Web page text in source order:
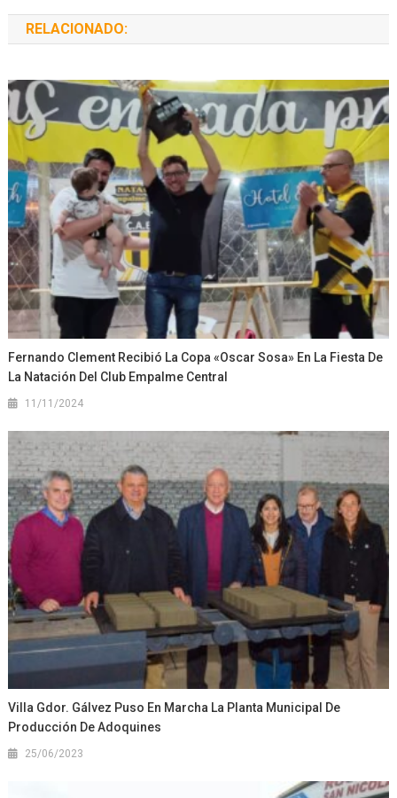
RELACIONADO:
Fernando Clement Recibió La Copa «Oscar Sosa» En La Fiesta De
La Natación Del Club Empalme Central
11/11/2024
Villa Gdor. Gálvez Puso En Marcha La Planta Municipal De
Producción De Adoquines
25/06/2023